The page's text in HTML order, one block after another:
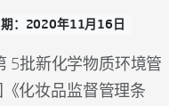
：2020年11月16日
5批新化学物质环境管
化妆品监督管理条